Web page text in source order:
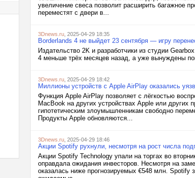
увеличение свеса позволит расширить багажное
переместят с двери в...
3Dnews.ru , 2025-04-29 18:35
Borderlands 4 не выйдет 23 сентября — игру
Издательство 2K и разработчики из студии
4 меньше трёх месяцев назад, а уже вынуждены
3Dnews.ru , 2025-04-29 18:42
Миллионы устройств с Apple AirPlay оказались
Функция Apple AirPlay позволяет с лёгкостью
MacBook на других устройствах Apple или
гипотетическим злоумышленникам свободно
Продукты Apple обновляются...
3Dnews.ru , 2025-04-29 18:46
Акции Spotify рухнули, несмотря на рост числа
Акции Spotify Technology упали на торгах во
оправдала ожидания инвесторов. Несмотря на
оказалась ниже прогнозируемых €548 млн.